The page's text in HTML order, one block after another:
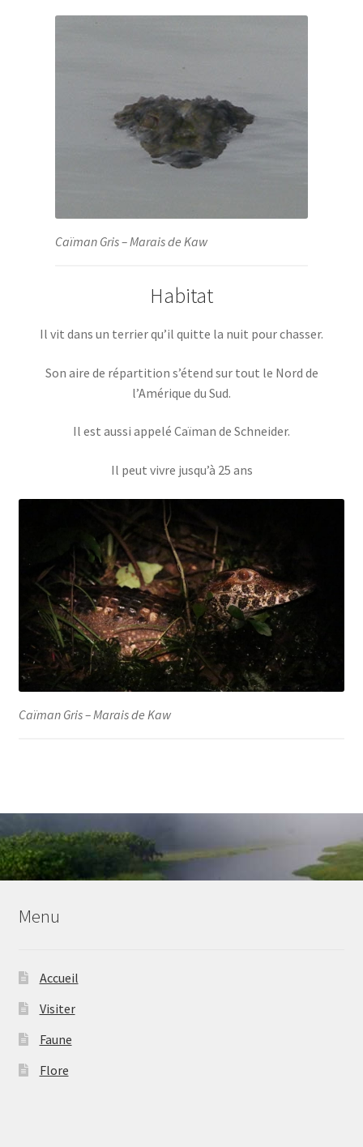
Caïman Gris – Marais de Kaw
Habitat
Il vit dans un terrier qu’il quitte la nuit pour chasser.
Son aire de répartition s’étend sur tout le Nord de
l’Amérique du Sud.
Il est aussi appelé Caïman de Schneider.
Il peut vivre jusqu’à 25 ans
Caïman Gris – Marais de Kaw
Menu
Accueil
Visiter
Faune
Flore